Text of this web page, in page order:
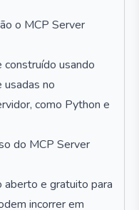
o MCP Server
usando
usadas no
como Python e
do MCP Server
aberto e gratuito para
incorrer em